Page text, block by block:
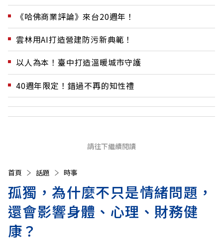
《哈佛商業評論》來台20週年！
雲林用AI打造營建防污新典範！
以人為本！臺中打造溫暖城市守護
40週年限定！錯過不再的知性禮
請往下繼續閱讀
首頁 話題 時事
孤獨，為什麼不只是情緒問題，
還會影響身體、心理、財務健
康？